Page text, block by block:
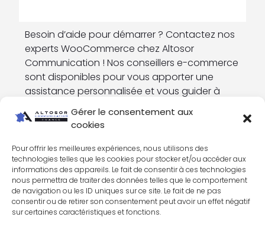
Gérer le consentement aux
cookies
Pour offrir les meilleures expériences, nous utilisons des
technologies telles que les cookies pour stocker et/ou accéder aux
informations des appareils. Le fait de consentir à ces technologies
nous permettra de traiter des données telles que le comportement
de navigation ou les ID uniques sur ce site. Le fait de ne pas
consentir ou de retirer son consentement peut avoir un effet négatif
sur certaines caractéristiques et fonctions.
Besoin d’aide pour démarrer ? Contactez nos
experts WooCommerce chez Altosor
Communication ! Nos conseillers e-commerce
sont disponibles pour vous apporter une
assistance personnalisée et vous guider à
chaque étape de votre projet de commerce
en ligne.
PRENDRE RDV AVEC UN EXPERT
Prix et tarifs de Woocommerce :